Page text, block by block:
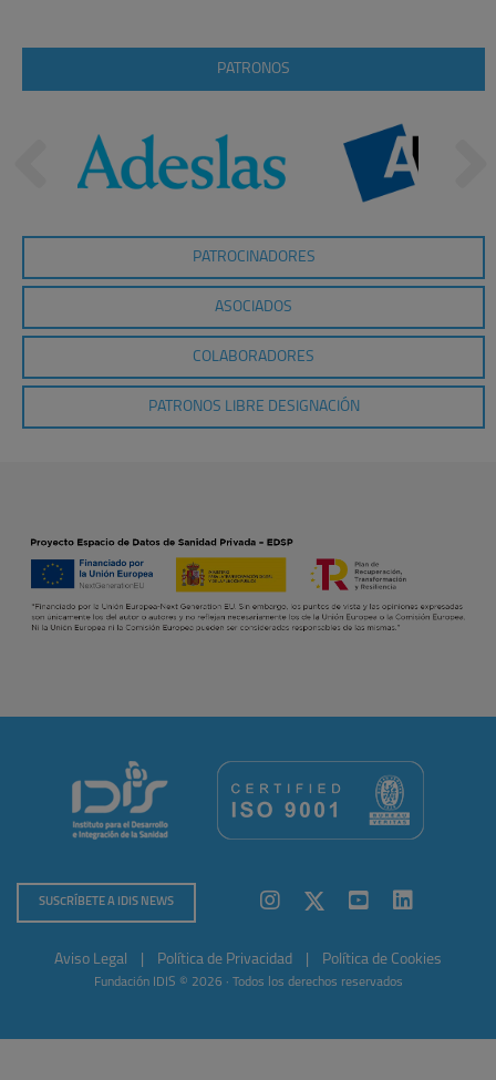
PATRONOS
PATROCINADORES
ASOCIADOS
COLABORADORES
PATRONOS LIBRE DESIGNACIÓN
SUSCRÍBETE A IDIS NEWS
Aviso Legal Política de Privacidad Política de Cookies
Fundación IDIS © 2026 · Todos los derechos reservados